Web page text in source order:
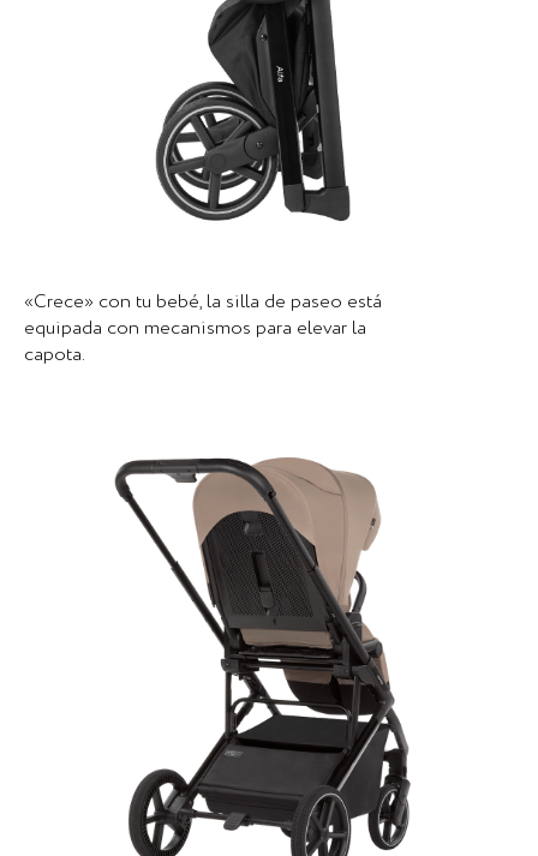
«Crece» con tu bebé, la silla de paseo está
equipada con mecanismos para elevar la
capota.